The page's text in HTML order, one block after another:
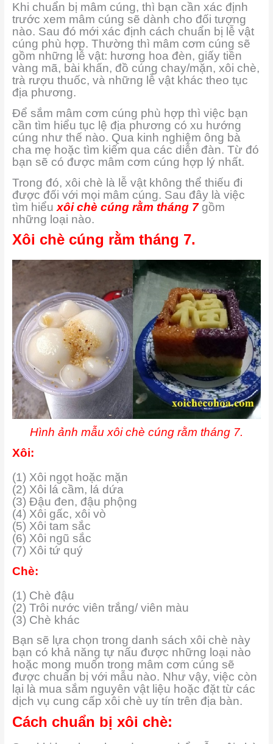
Khi chuẩn bị mâm cúng, thì bạn cần xác định
trước xem mâm cúng sẽ dành cho đối tượng
nào. Sau đó mới xác định cách chuẩn bị lễ vật
cúng phù hợp. Thường thì mâm cơm cúng sẽ
gồm những lễ vật: hương hoa đèn, giấy tiền
vàng mã, bài khấn, đồ cúng chay/mặn, xôi chè,
trà rượu thuốc, và những lễ vật khác theo tục
địa phương.
Để sắm mâm cơm cúng phù hợp thì việc bạn
cần tìm hiểu tục lệ địa phương có xu hướng
cúng như thế nào. Qua kinh nghiệm ông bà
cha mẹ hoặc tìm kiếm qua các diễn đàn. Từ đó
bạn sẽ có được mâm cơm cúng hợp lý nhất.
Trong đó, xôi chè là lễ vật không thể thiếu đi
được đối với mọi mâm cúng. Sau đây là việc
tìm hiểu xôi chè cúng rằm tháng 7gồm
những loại nào.
Xôi chè cúng rằm tháng 7.
Hình ảnh mẫu xôi chè cúng rằm tháng 7.
Xôi:
(1) Xôi ngọt hoặc mặn
(2) Xôi lá cầm, lá dứa
(3) Đậu đen, đậu phộng
(4) Xôi gấc, xôi vò
(5) Xôi tam sắc
(6) Xôi ngũ sắc
(7) Xôi tứ quý
Chè:
(1) Chè đậu
(2) Trôi nước viên trắng/ viên màu
(3) Chè khác
Bạn sẽ lựa chọn trong danh sách xôi chè này
bạn có khả năng tự nấu được những loại nào
hoặc mong muốn trong mâm cơm cúng sẽ
được chuẩn bị với mẫu nào. Như vậy, việc còn
lại là mua sắm nguyên vật liệu hoặc đặt từ các
dịch vụ cung cấp xôi chè uy tín trên địa bàn.
Cách chuẩn bị xôi chè: